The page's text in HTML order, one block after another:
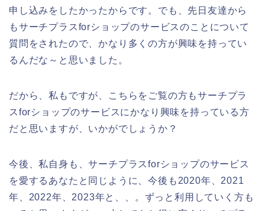
申し込みをしたかったからです。でも、先日友達から
もサーチプラスforショップのサービスのことについて
質問をされたので、かなり多くの方が興味を持ってい
るんだな～と思いました。
だから、私もですが、こちらをご覧の方もサーチプラ
スforショップのサービスにかなり興味を持っている方
だと思いますが、いかがでしょうか？
今後、私自身も、サーチプラスforショップのサービス
を愛するあなたと同じように、今後も2020年、2021
年、2022年、2023年と、、。ずっと利用していく方も